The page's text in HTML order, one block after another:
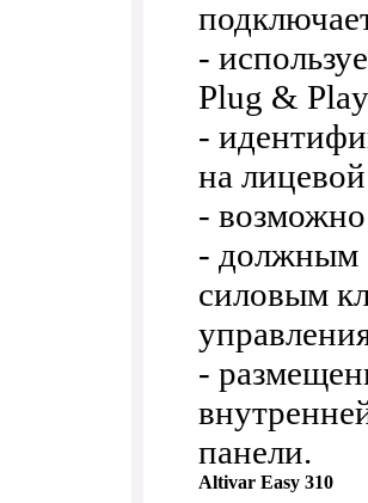
-
Plug &
-
на
-
- должным
силовым
-
панели.
Altivar Easy 310